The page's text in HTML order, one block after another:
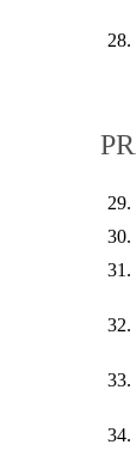
28.
29.
30.
31.
32.
33.
34.